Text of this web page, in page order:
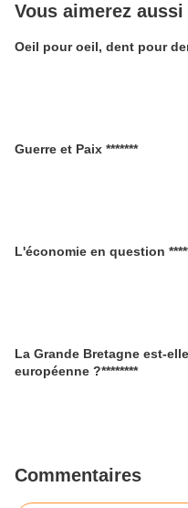
Vous aimerez aussi
Oeil pour oeil, dent pour
Guerre et Paix *******
L'économie en question
La Grande Bretagne est-elle
européenne ?********
Commentaires